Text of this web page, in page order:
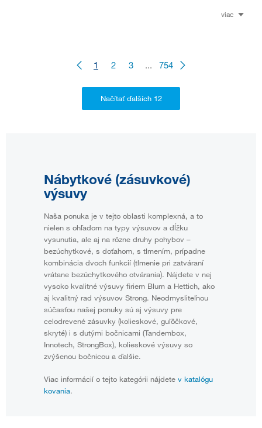
viac
1 2 3 ... 754
Nábytkové (zásuvkové)
výsuvy
Naša ponuka je v tejto oblasti komplexná, a to
nielen s ohľadom na typy výsuvov a dĺžku
vysunutia, ale aj na rôzne druhy pohybov –
bezúchytkové, s doťahom, s tlmením, prípadne
kombinácia dvoch funkcií (tlmenie pri zatváraní
vrátane bezúchytkového otvárania). Nájdete v nej
vysoko kvalitné výsuvy firiem Blum a Hettich, ako
aj kvalitný rad výsuvov Strong. Neodmysliteľnou
súčasťou našej ponuky sú aj výsuvy pre
celodrevené zásuvky (kolieskové, guľôčkové,
skryté) i s dutými bočnicami (Tandembox,
Innotech, StrongBox), kolieskové výsuvy so
zvýšenou bočnicou a ďalšie.
Viac informácií o tejto kategórii nájdete v katalógu
kovania.